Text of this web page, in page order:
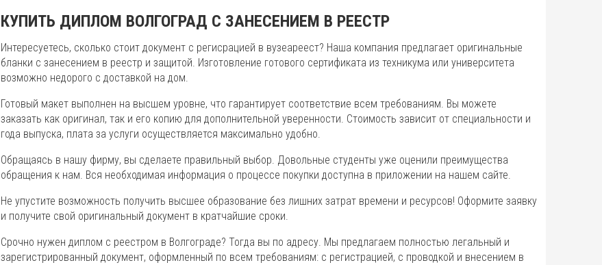
КУПИТЬ ДИПЛОМ ВОЛГОГРАД С ЗАНЕСЕНИЕМ В РЕЕСТР
Интересуетесь, сколько стоит документ с регисрацией в вузеареест? Наша компания предлагает оригинальные
бланки с занесением в реестр и защитой. Изготовление готового сертификата из техникума или университета
возможно недорого с доставкой на дом.
Готовый макет выполнен на высшем уровне, что гарантирует соответствие всем требованиям. Вы можете
заказать как оригинал, так и его копию для дополнительной уверенности. Стоимость зависит от специальности и
года выпуска, плата за услуги осуществляется максимально удобно.
Обращаясь в нашу фирму, вы сделаете правильный выбор. Довольные студенты уже оценили преимущества
обращения к нам. Вся необходимая информация о процессе покупки доступна в приложении на нашем сайте.
Не упустите возможность получить высшее образование без лишних затрат времени и ресурсов! Оформите заявку
и получите свой оригинальный документ в кратчайшие сроки.
Срочно нужен диплом с реестром в Волгограде? Тогда вы по адресу. Мы предлагаем полностью легальный и
зарегистрированный документ, оформленный по всем требованиям: с регистрацией, с проводкой и внесением в